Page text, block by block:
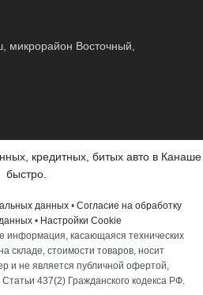
микрорайон Восточный,
кредитных, битых авто в Канаше
быстро.
данных• Согласие на обработку
• Настройки Cookie
информация, касающаяся технических
складе, стоимости товаров, носит
и не является публичной офертой,
437(2) Гражданского кодекса РФ.